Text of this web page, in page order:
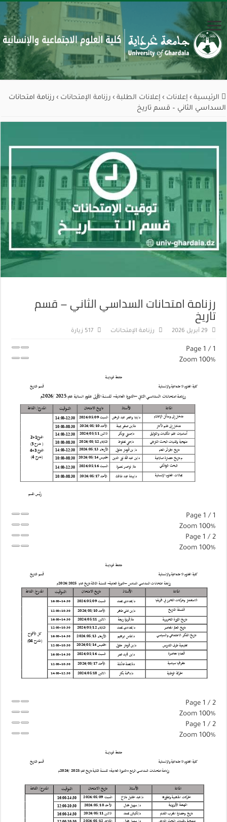
الرئيسية › إعلانات › إعلانات الطلبة › رزنامة الإمتحانات › رزنامة امتحانات
السداسي الثاني – قسم تاريخ
رزنامة امتحانات السداسي الثاني – قسم
تاريخ
29 أبريل 2026 رزنامة الإمتحانات 517 زيارة
Page 1 / 1
Zoom 100%
Page 1 / 1
Zoom 100%
Page 1 / 2
Zoom 100%
Page 1 / 2
Zoom 100%
Page 1 / 2
Zoom 100%